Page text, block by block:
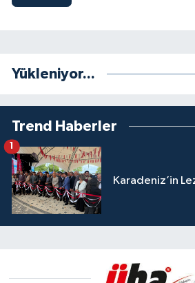
Yükleniyor...
Trend Haberler
Karadeniz’in